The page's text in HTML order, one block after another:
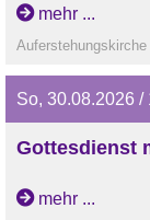
mehr ...
So, 30.08.2026 /
Gottesdienst
mehr ...